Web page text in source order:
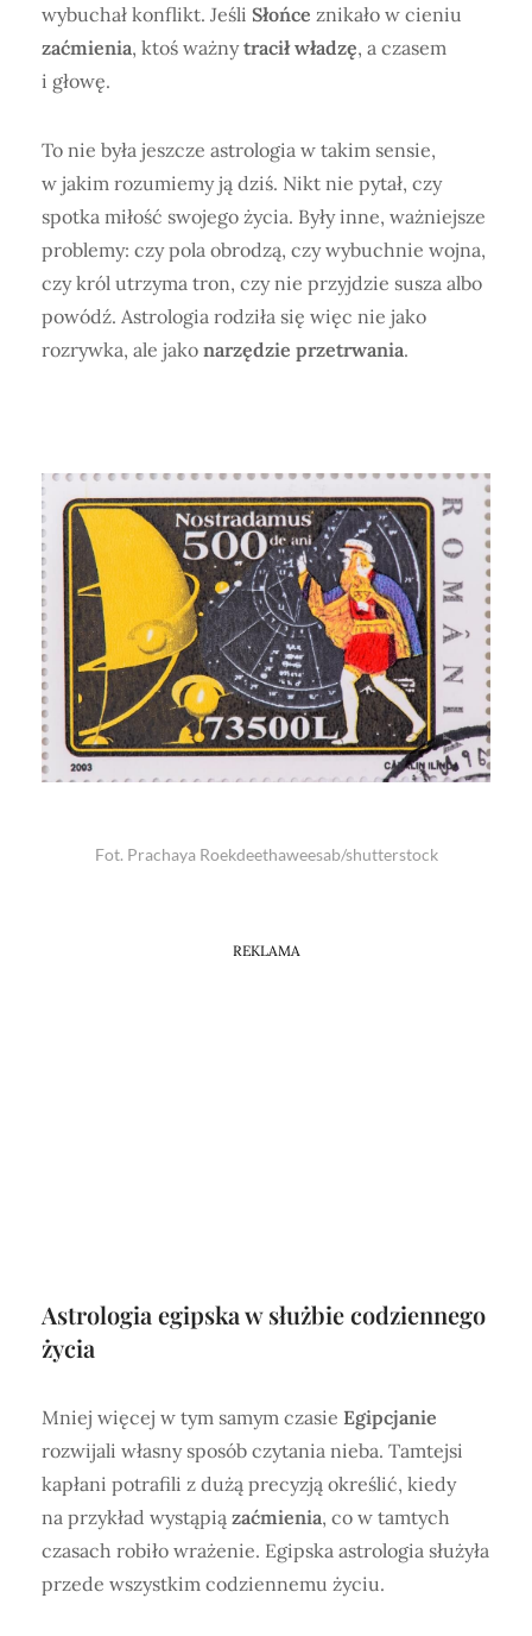
wybuchał konflikt. Jeśli Słońce znikało w cieniu
zaćmienia, ktoś ważnytracił władzę, a czasem
i głowę.
To nie była jeszcze astrologia w takim sensie,
w jakim rozumiemy ją dziś. Nikt nie pytał, czy
spotka miłość swojego życia. Były inne, ważniejsze
problemy: czy pola obrodzą, czy wybuchnie wojna,
czy król utrzyma tron, czy nie przyjdzie susza albo
powódź. Astrologia rodziła się więc nie jako
rozrywka, ale jako narzędzie przetrwania.
Fot. Prachaya Roekdeethaweesab/shutterstock
REKLAMA
Astrologia egipska w służbie codziennego
życia
Mniej więcej w tym samym czasie Egipcjanie
rozwijali własny sposób czytania nieba. Tamtejsi
kapłani potrafili z dużą precyzją określić, kiedy
na przykład wystąpią zaćmienia, co w tamtych
czasach robiło wrażenie. Egipska astrologia służyła
przede wszystkim codziennemu życiu.